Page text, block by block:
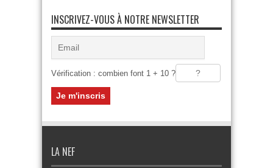
INSCRIVEZ-VOUS À NOTRE NEWSLETTER
Vérification : combien font 1 + 10 ?
LA NEF